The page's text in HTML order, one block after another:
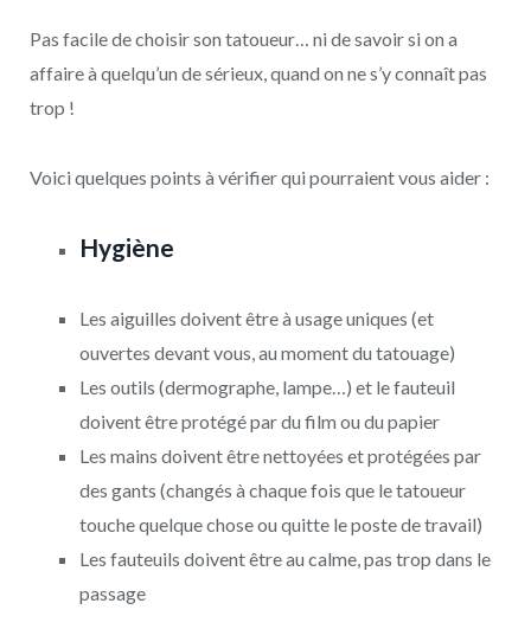
Pas facile de choisir son tatoueur… ni de savoir si on a
affaire à quelqu’un de sérieux, quand on ne s’y connaît pas
trop !
Voici quelques points à vérifier qui pourraient vous aider :
Hygiène
Les aiguilles doivent être à usage uniques (et
ouvertes devant vous, au moment du tatouage)
Les outils (dermographe, lampe…) et le fauteuil
doivent être protégé par du film ou du papier
Les mains doivent être nettoyées et protégées par
des gants (changés à chaque fois que le tatoueur
touche quelque chose ou quitte le poste de travail)
Les fauteuils doivent être au calme, pas trop dans le
passage